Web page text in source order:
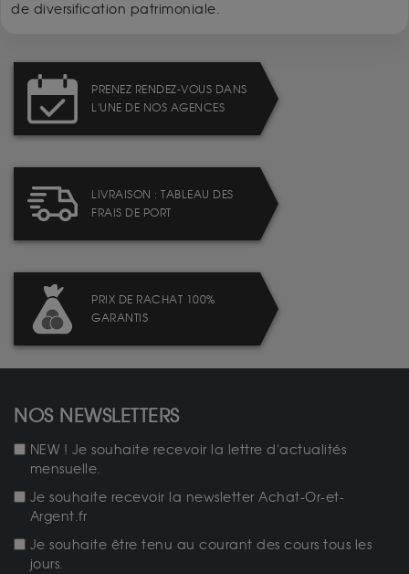
de diversification patrimoniale.
PRENEZ RENDEZ-VOUS DANS
L'UNE DE NOS AGENCES
LIVRAISON : TABLEAU DES
FRAIS DE PORT
PRIX DE RACHAT 100%
GARANTIS
NOS NEWSLETTERS
NEW ! Je souhaite recevoir la lettre d'actualités
mensuelle.
Je souhaite recevoir la newsletter Achat-Or-et-
Argent.fr
Je souhaite être tenu au courant des cours tous les
jours.